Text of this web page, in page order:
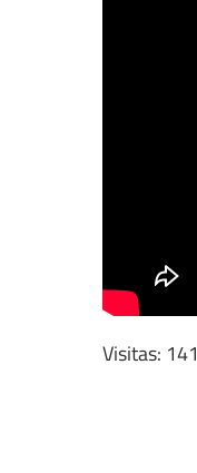
Visitas: 141